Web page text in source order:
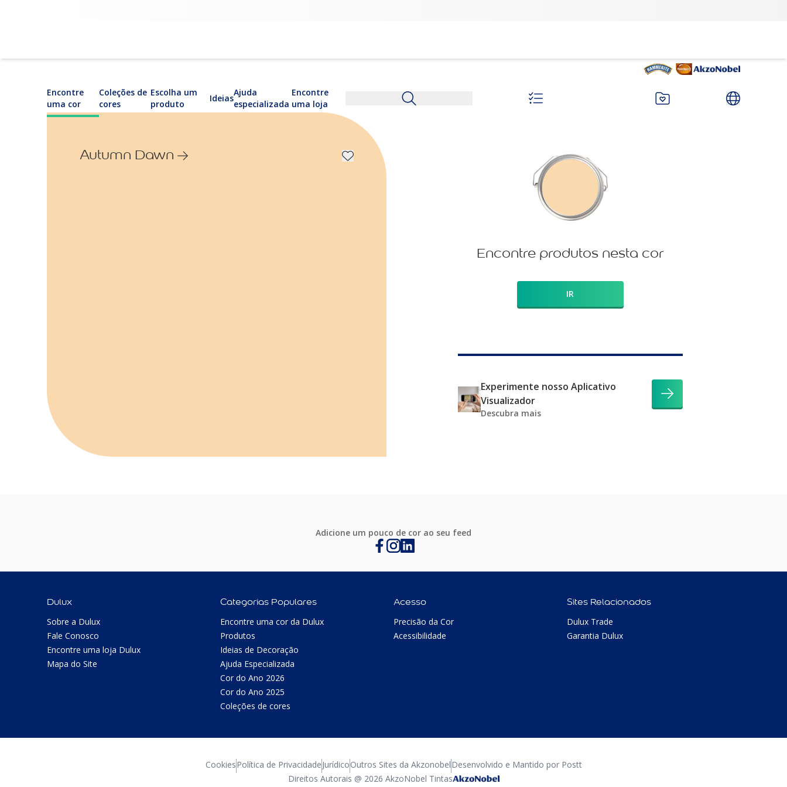
Encontre
uma cor
Coleções de
cores
Escolha um
produto
Ideias
Ajuda
especializada
Encontre
uma loja
Autumn Dawn
Encontre produtos nesta cor
IR
Experimente nosso Aplicativo
Visualizador
Descubra mais
Adicione um pouco de cor ao seu feed
Dulux
Sobre a Dulux
Fale Conosco
Encontre uma loja Dulux
Mapa do Site
Categorias Populares
Encontre uma cor da Dulux
Produtos
Ideias de Decoração
Ajuda Especializada
Cor do Ano 2026
Cor do Ano 2025
Coleções de cores
Acesso
Precisão da Cor
Acessibilidade
Sites Relacionados
Dulux Trade
Garantia Dulux
CookiesPolítica de PrivacidadeJurídicoOutros Sites da AkzonobelDesenvolvido e Mantido por Postt
Direitos Autorais @ 2026 AkzoNobel Tintas